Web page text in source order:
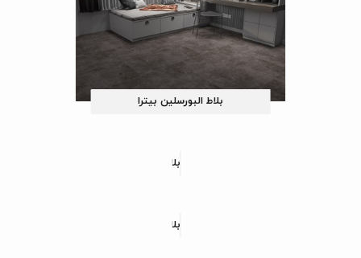
بلاط البورسلین بیترا
بلاط البورسلین لوسینی
بلاط البورسلین رزمینا